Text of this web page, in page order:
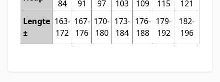
84 91 97 103 109 115
121
Lengte
±
163-
172
167-
176
170-
180
173-
184
176-
188
179-
192
182-
196